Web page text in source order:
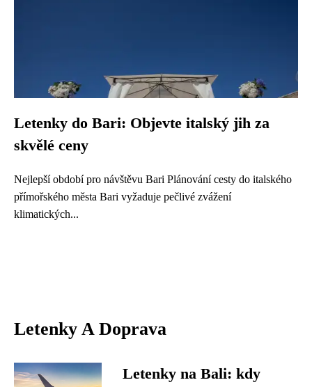
Letenky do Bari: Objevte italský jih za
skvělé ceny
Nejlepší období pro návštěvu Bari Plánování cesty do italského
přímořského města Bari vyžaduje pečlivé zvážení
klimatických...
Letenky A Doprava
Letenky na Bali: kdy